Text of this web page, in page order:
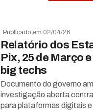
Publicado em 02/04/26
Relatório dos
Pix, 25 de Março
big techs
Documento do governo
investigação aberta
para plataformas digitais